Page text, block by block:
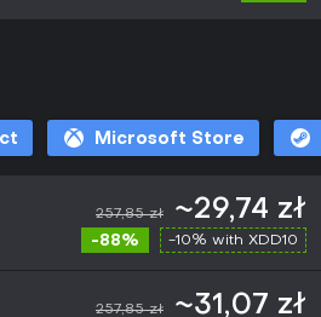
Microsoft Store
257,85 zł ~29,74 zł
-88% -10% with XDD10
257,85 zł ~31,07 zł